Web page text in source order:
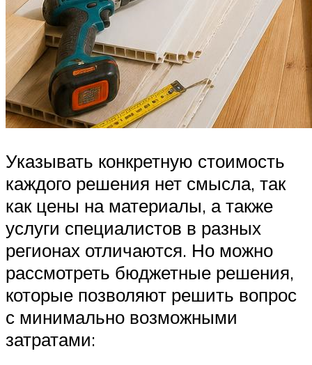
Указывать конкретную стоимость
каждого решения нет смысла, так
как цены на материалы, а также
услуги специалистов в разных
регионах отличаются. Но можно
рассмотреть бюджетные решения,
которые позволяют решить вопрос
с минимально возможными
затратами: